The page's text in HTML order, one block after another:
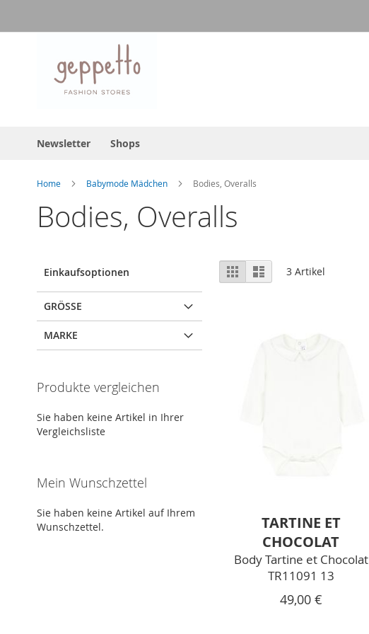
Newsletter Shops
Home Babymode Mädchen Bodies, Overalls
Bodies, Overalls
Ansicht
als
RasterListe 3 Artikel
TARTINE ET
CHOCOLAT
Body Tartine et Chocolat
TR11091 13
49,00 €
Einkaufsoptionen
GRÖSSE
MARKE
Produkte vergleichen
Sie haben keine Artikel in Ihrer
Vergleichsliste
Mein Wunschzettel
Sie haben keine Artikel auf Ihrem
Wunschzettel.